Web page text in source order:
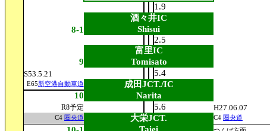
1.9
酒々井IC
8-1
Shisui
2.5
富里IC
9
Tomisato
S53.5.21 5.4
E65新空港自動車道 成田JCT./IC
10 Narita
R8予定 5.6 H27.06.07
C4 圏央道 大栄JCT. C4 圏央道